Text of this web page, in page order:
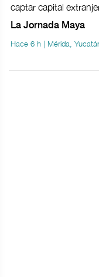
captar capital
La Jornada Maya
Hace 6 h | Mérida,